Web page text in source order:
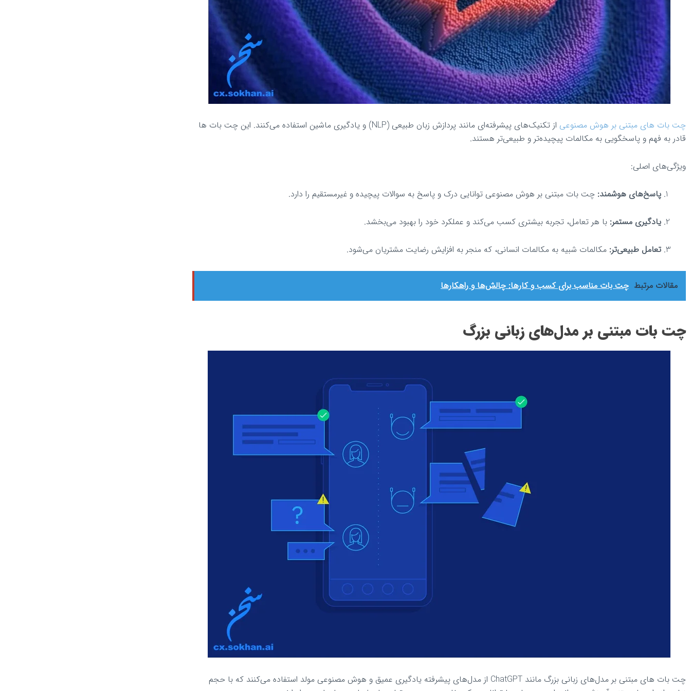
چت بات‌ های مبتنی بر هوش مصنوعی
از تکنیک‌های پیشرفته‌ای مانند پردازش زبان طبیعی (NLP) و یادگیری ماشین استفاده می‌کنند. این چت بات‌ ها
قادر به فهم و پاسخگویی به مکالمات پیچیده‌تر و طبیعی‌تر هستند.
ویژگی‌های اصلی:
پاسخ‌های هوشمند: چت بات مبتنی بر هوش مصنوعی توانایی درک و پاسخ به سوالات پیچیده و غیرمستقیم را دارد.
یادگیری مستمر: با هر تعامل، تجربه بیشتری کسب می‌کند و عملکرد خود را بهبود می‌بخشد.
تعامل طبیعی‌تر: مکالمات شبیه به مکالمات انسانی، که منجر به افزایش رضایت مشتریان می‌شود.
مقالات مرتبط چت بات مناسب برای کسب و کارها: چالش‌ها و راهکارها
چت بات مبتنی بر مدل‌های زبانی بزرگ
چت بات‌ های مبتنی بر مدل‌های زبانی بزرگ مانند ChatGPT از مدل‌های پیشرفته یادگیری عمیق و هوش مصنوعی مولد استفاده می‌کنند که با حجم